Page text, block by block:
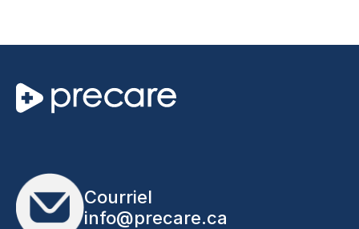
Courriel
info@precare.ca